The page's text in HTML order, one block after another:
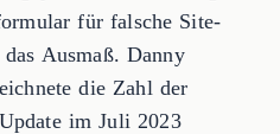
für falsche Site-
Ausmaß. Danny
die Zahl der
im Juli 2023